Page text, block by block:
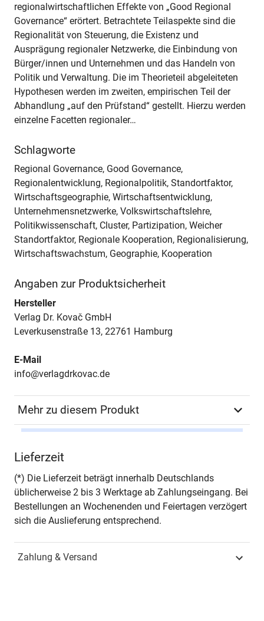
regionalwirtschaftlichen Effekte von „Good Regional
Governance“ erörtert. Betrachtete Teilaspekte sind die
Regionalität von Steuerung, die Existenz und
Ausprägung regionaler Netzwerke, die Einbindung von
Bürger/innen und Unternehmen und das Handeln von
Politik und Verwaltung. Die im Theorieteil abgeleiteten
Hypothesen werden im zweiten, empirischen Teil der
Abhandlung „auf den Prüfstand“ gestellt. Hierzu werden
einzelne Facetten regionaler…
Schlagworte
Regional Governance, Good Governance,
Regionalentwicklung, Regionalpolitik, Standortfaktor,
Wirtschaftsgeographie, Wirtschaftsentwicklung,
Unternehmensnetzwerke, Volkswirtschaftslehre,
Politikwissenschaft, Cluster, Partizipation, Weicher
Standortfaktor, Regionale Kooperation, Regionalisierung,
Wirtschaftswachstum, Geographie, Kooperation
Angaben zur Produktsicherheit
Hersteller
Verlag Dr. Kovač GmbH
Leverkusenstraße 13, 22761 Hamburg
E-Mail
info@verlagdrkovac.de
Mehr zu diesem Produkt
Seiten
Jahr Hamburg 2013
Schriftenreihe
Lieferzeit
(*) Die Lieferzeit beträgt innerhalb Deutschlands
üblicherweise 2 bis 3 Werktage ab Zahlungseingang. Bei
Bestellungen an Wochenenden und Feiertagen verzögert
sich die Auslieferung entsprechend.
Zahlung & Versand